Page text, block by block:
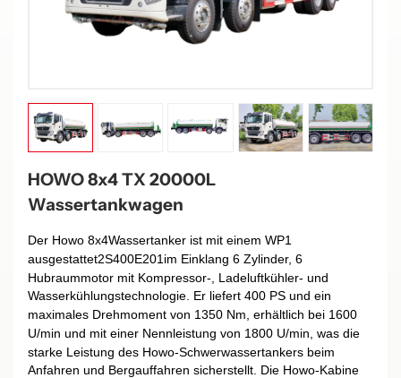
HOWO 8x4 TX 20000L
Wassertankwagen
Der Howo 8x4Wassertanker ist mit einem WP1
ausgestattet2S400E201 im Einklang 6 Zylinder, 6
Hubraummotor mit Kompressor-, Ladeluftkühler- und
Wasserkühlungstechnologie. Er liefert 400 PS und ein
maximales Drehmoment von 1350 Nm, erhältlich bei 1600
U/min und mit einer Nennleistung von 1800 U/min, was die
starke Leistung des Howo-Schwerwassertankers beim
Anfahren und Bergauffahren sicherstellt. Die Howo-Kabine